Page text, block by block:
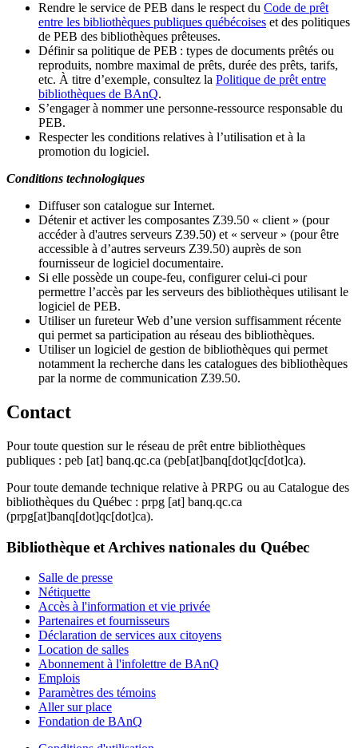
Rendre le service de PEB dans le respect du Code de prêt
entre les bibliothèques publiques québécoises et des politiques
de PEB des bibliothèques prêteuses.
Définir sa politique de PEB : types de documents prêtés ou
reproduits, nombre maximal de prêts, durée des prêts, tarifs,
etc. À titre d’exemple, consultez la Politique de prêt entre
bibliothèques de BAnQ.
S’engager à nommer une personne-ressource responsable du
PEB.
Respecter les conditions relatives à l’utilisation et à la
promotion du logiciel.
Conditions technologiques
Diffuser son catalogue sur Internet.
Détenir et activer les composantes Z39.50 « client » (pour
accéder à d'autres serveurs Z39.50) et « serveur » (pour être
accessible à d’autres serveurs Z39.50) auprès de son
fournisseur de logiciel documentaire.
Si elle possède un coupe-feu, configurer celui-ci pour
permettre l’accès par les serveurs des bibliothèques utilisant le
logiciel de PEB.
Utiliser un fureteur Web d’une version suffisamment récente
qui permet sa participation au réseau des bibliothèques.
Utiliser un logiciel de gestion de bibliothèques qui permet
notamment la recherche dans les catalogues des bibliothèques
par la norme de communication Z39.50.
Contact
Pour toute question sur le réseau de prêt entre bibliothèques
publiques : peb [at] banq.qc.ca (peb[at]banq[dot]qc[dot]ca).
Pour toute demande technique relative à PRPG ou au Catalogue des
bibliothèques du Québec : prpg [at] banq.qc.ca
(prpg[at]banq[dot]qc[dot]ca).
Bibliothèque et Archives nationales du Québec
Salle de presse
Nétiquette
Accès à l'information et vie privée
Partenaires et fournisseurs
Déclaration de services aux citoyens
Location de salles
Abonnement à l'infolettre de BAnQ
Emplois
Paramètres des témoins
Aller sur place
Fondation de BAnQ